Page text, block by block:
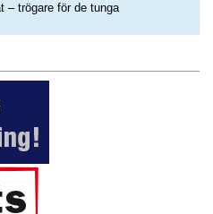
– trögare för de tunga